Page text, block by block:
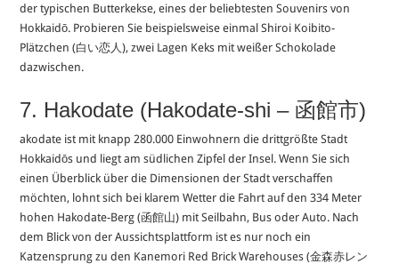
der typischen Butterkekse, eines der beliebtesten Souvenirs von
Hokkaidō. Probieren Sie beispielsweise einmal Shiroi Koibito-
Plätzchen (白い恋人), zwei Lagen Keks mit weißer Schokolade
dazwischen.
7. Hakodate (Hakodate-shi – 函館市)
akodate ist mit knapp 280.000 Einwohnern die drittgrößte Stadt
Hokkaidōs und liegt am südlichen Zipfel der Insel. Wenn Sie sich
einen Überblick über die Dimensionen der Stadt verschaffen
möchten, lohnt sich bei klarem Wetter die Fahrt auf den 334 Meter
hohen Hakodate-Berg (函館山) mit Seilbahn, Bus oder Auto. Nach
dem Blick von der Aussichtsplattform ist es nur noch ein
Katzensprung zu den Kanemori Red Brick Warehouses (金森赤レン